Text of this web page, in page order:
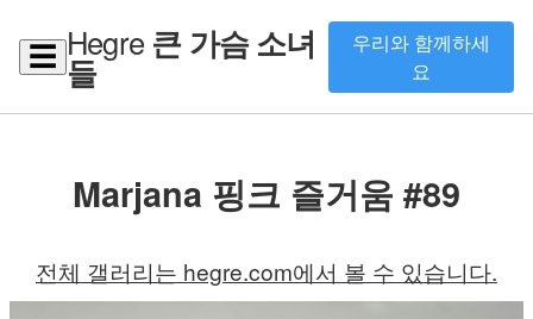
☰ Hegre 큰 가슴 소녀
들
우리와 함께하세
요
Marjana 핑크 즐거움 #89
전체 갤러리는 hegre.com에서 볼 수 있습니다.